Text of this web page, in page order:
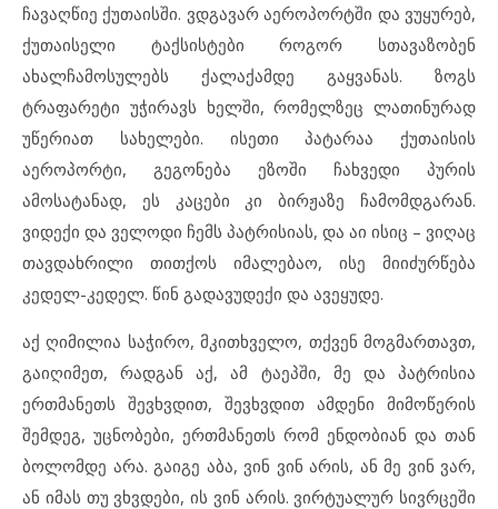
ჩავაღწიე ქუთაისში. ვდგავარ აეროპორტში და ვუყურებ,
ქუთაისელი ტაქსისტები როგორ სთავაზობენ
ახალჩამოსულებს ქალაქამდე გაყვანას. ზოგს
ტრაფარეტი უჭირავს ხელში, რომელზეც ლათინურად
უწერიათ სახელები. ისეთი პატარაა ქუთაისის
აეროპორტი, გეგონება ეზოში ჩახვედი პურის
ამოსატანად, ეს კაცები კი ბირჟაზე ჩამომდგარან.
ვიდექი და ველოდი ჩემს პატრისიას, და აი ისიც – ვიღაც
თავდახრილი თითქოს იმალებაო, ისე მიიძურწება
კედელ-კედელ. წინ გადავუდექი და ავეყუდე.
აქ ღიმილია საჭირო, მკითხველო, თქვენ მოგმართავთ,
გაიღიმეთ, რადგან აქ, ამ ტაეპში, მე და პატრისია
ერთმანეთს შევხვდით, შევხვდით ამდენი მიმოწერის
შემდეგ, უცნობები, ერთმანეთს რომ ენდობიან და თან
ბოლომდე არა. გაიგე აბა, ვინ ვინ არის, ან მე ვინ ვარ,
ან იმას თუ ვხვდები, ის ვინ არის. ვირტუალურ სივრცეში